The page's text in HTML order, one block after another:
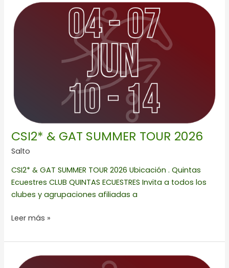
CSI2* & GAT SUMMER TOUR 2026
Salto
CSI2* & GAT SUMMER TOUR 2026 Ubicación . Quintas
Ecuestres CLUB QUINTAS ECUESTRES Invita a todos los
clubes y agrupaciones afiliadas a
GAT
SUMMER
Leer más »
FECHA